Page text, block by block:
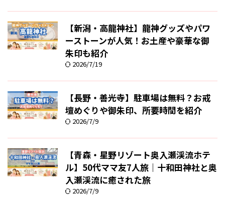
【新潟・高龍神社】龍神グッズやパワ
ーストーンが人気！お土産や豪華な御
朱印も紹介
2026/7/19
【長野・善光寺】駐車場は無料？お戒
壇めぐりや御朱印、所要時間を紹介
2026/7/9
【青森・星野リゾート奥入瀬渓流ホテ
ル】50代ママ友7人旅｜十和田神社と奥
入瀬渓流に癒された旅
2026/7/9